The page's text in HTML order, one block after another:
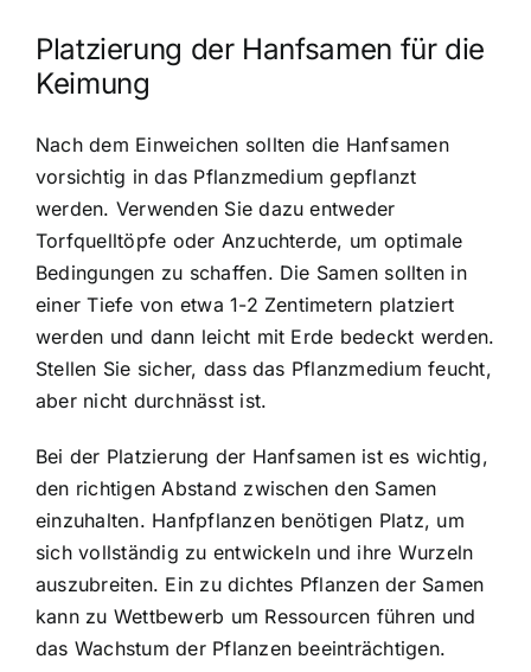
Platzierung der Hanfsamen für die
Keimung
Nach dem Einweichen sollten die Hanfsamen
vorsichtig in das Pflanzmedium gepflanzt
werden. Verwenden Sie dazu entweder
Torfquelltöpfe oder Anzuchterde, um optimale
Bedingungen zu schaffen. Die Samen sollten in
einer Tiefe von etwa 1-2 Zentimetern platziert
werden und dann leicht mit Erde bedeckt werden.
Stellen Sie sicher, dass das Pflanzmedium feucht,
aber nicht durchnässt ist.
Bei der Platzierung der Hanfsamen ist es wichtig,
den richtigen Abstand zwischen den Samen
einzuhalten. Hanfpflanzen benötigen Platz, um
sich vollständig zu entwickeln und ihre Wurzeln
auszubreiten. Ein zu dichtes Pflanzen der Samen
kann zu Wettbewerb um Ressourcen führen und
das Wachstum der Pflanzen beeinträchtigen.